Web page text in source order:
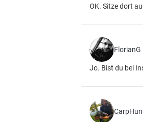
OK. Sitze dort
FlorianG
Jo. Bist du bei